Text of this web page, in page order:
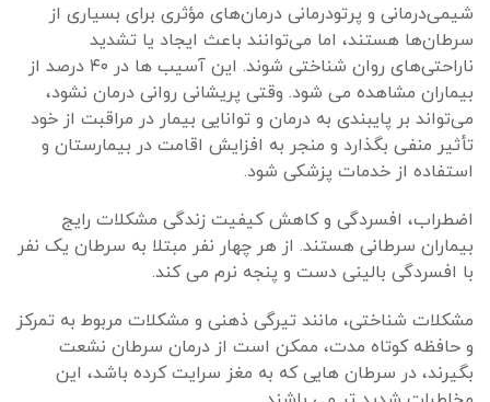
شیمی‌درمانی و پرتودرمانی درمان‌های مؤثری برای بسیاری از
سرطان‌ها هستند، اما می‌توانند باعث ایجاد یا تشدید
ناراحتی‌های روان شناختی شوند. این آسیب ها در ۴۰ درصد از
بیماران مشاهده می شود. وقتی پریشانی روانی درمان نشود،
می‌تواند بر پایبندی به درمان و توانایی بیمار در مراقبت از خود
تأثیر منفی بگذارد و منجر به افزایش اقامت در بیمارستان و
استفاده از خدمات پزشکی شود.
اضطراب، افسردگی و کاهش کیفیت زندگی مشکلات رایج
بیماران سرطانی هستند. از هر چهار نفر مبتلا به سرطان یک نفر
با افسردگی بالینی دست و پنجه نرم می کند.
مشکلات شناختی، مانند تیرگی ذهنی و مشکلات مربوط به تمرکز
و حافظه کوتاه مدت، ممکن است از درمان سرطان نشعت
بگیرند، در سرطان هایی که به مغز سرایت کرده باشد، این